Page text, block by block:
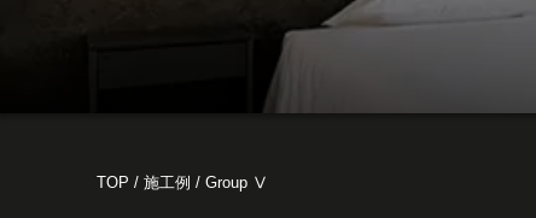
TOP / 施工例 / Group Ⅴ